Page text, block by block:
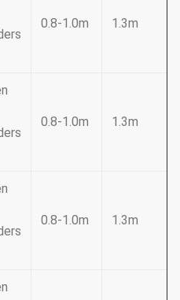
0.8-1.0m 1.3m
0.8-1.0m 1.3m
0.8-1.0m 1.3m